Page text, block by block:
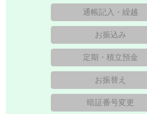
通帳記入・繰越
お振込み
定期・積立預金
お振替え
暗証番号変更